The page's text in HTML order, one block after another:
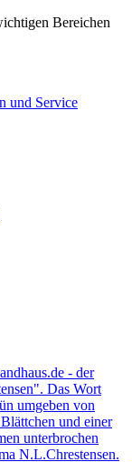
Bereichen
und Service